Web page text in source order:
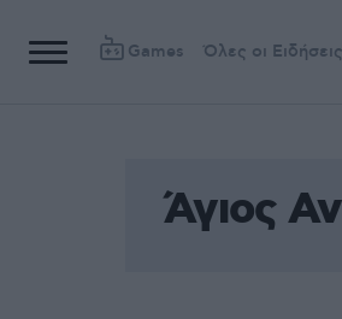
Games Όλες οι Ειδήσεις
Άγιος